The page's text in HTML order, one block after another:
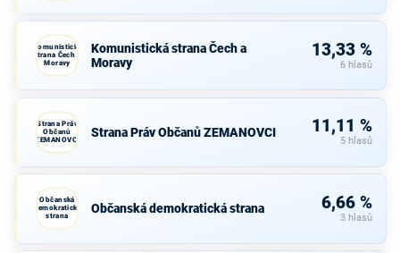
Komunistická
strana Čech a
Moravy
Komunistická strana Čech a
Moravy
13,33 %
6 hlasů
Strana Práv
Občanů
ZEMANOVCI
Strana Práv Občanů ZEMANOVCI 11,11 %
5 hlasů
Občanská
demokratická
strana
Občanská demokratická strana 6,66 %
3 hlasů